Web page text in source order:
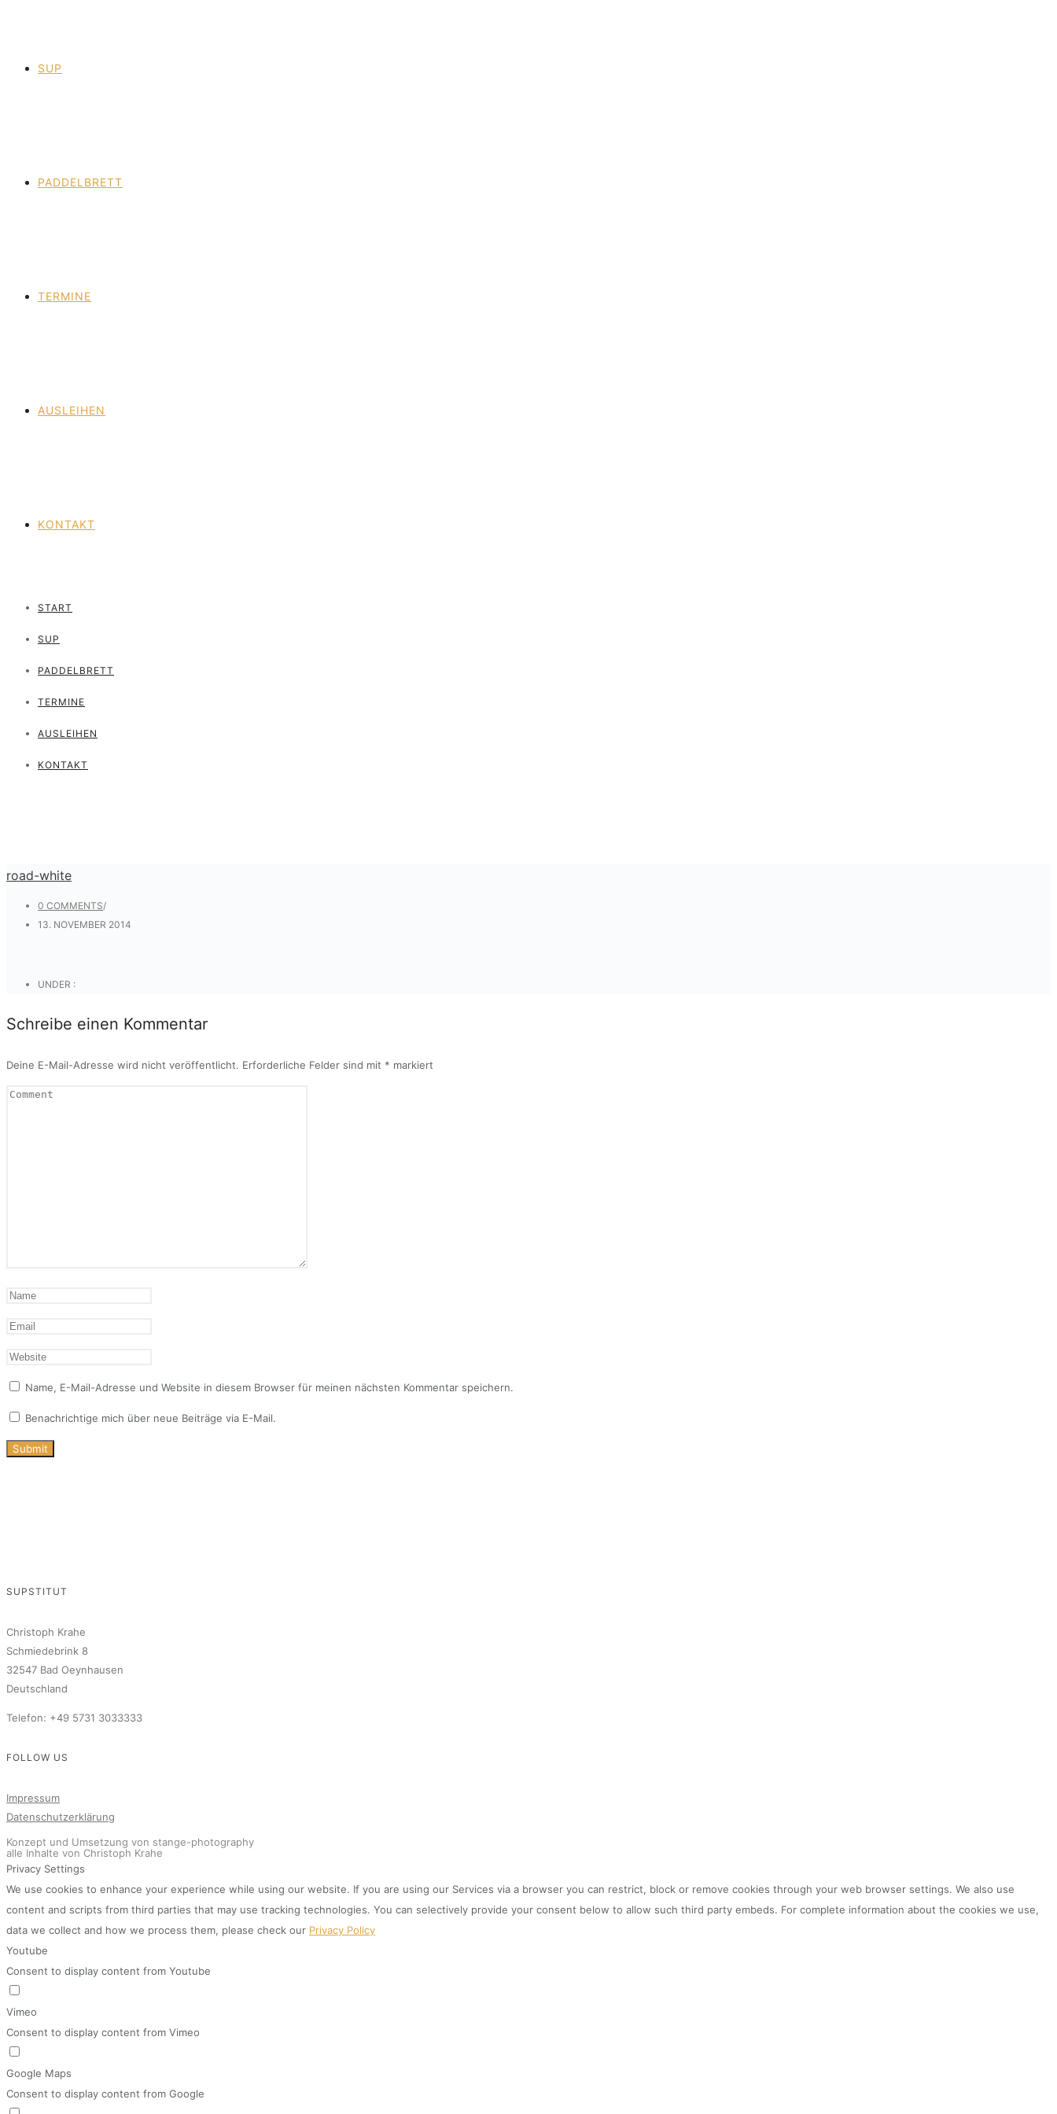
SUP
PADDELBRETT
TERMINE
AUSLEIHEN
KONTAKT
START
SUP
PADDELBRETT
TERMINE
AUSLEIHEN
KONTAKT
road-white
0 COMMENTS/
13. NOVEMBER 2014
UNDER :
Schreibe einen Kommentar
Deine E-Mail-Adresse wird nicht veröffentlicht. Erforderliche Felder sind mit * markiert
Name, E-Mail-Adresse und Website in diesem Browser für meinen nächsten Kommentar speichern.
Benachrichtige mich über neue Beiträge via E-Mail.
SUPSTITUT
Christoph Krahe
Schmiedebrink 8
32547 Bad Oeynhausen
Deutschland
Telefon: +49 5731 3033333
FOLLOW US
Impressum
Datenschutzerklärung
Konzept und Umsetzung von stange-photography
alle Inhalte von Christoph Krahe
Privacy Settings
We use cookies to enhance your experience while using our website. If you are using our Services via a browser you can restrict, block or remove cookies through your web browser settings. We also use
content and scripts from third parties that may use tracking technologies. You can selectively provide your consent below to allow such third party embeds. For complete information about the cookies we use,
data we collect and how we process them, please check our Privacy Policy
Youtube
Consent to display content from Youtube
Vimeo
Consent to display content from Vimeo
Google Maps
Consent to display content from Google